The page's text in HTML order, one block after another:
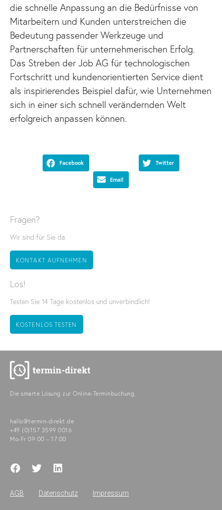
die schnelle Anpassung an die Bedürfnisse von
Mitarbeitern und Kunden unterstreichen die
Bedeutung passender Werkzeuge und
Partnerschaften für unternehmerischen Erfolg.
Das Streben der Job AG für technologischen
Fortschritt und kundenorientierten Service dient
als inspirierendes Beispiel dafür, wie Unternehmen
sich in einer sich schnell verändernden Welt
erfolgreich anpassen können.
Facebook Twitter
Email
Fragen?
Wir sind für Sie da.
KONTAKT AUFNEHMEN
Los!
Testen Sie 14 Tage kostenlos und unverbindlich!
KOSTENLOS TESTEN
Die smarte Lösung zur Online-Terminbuchung.
hallo@termin-direkt.de
+49 (0)157 3599 0016
Mo-Fr 09:00 – 17:00
AGB Datenschutz Impressum